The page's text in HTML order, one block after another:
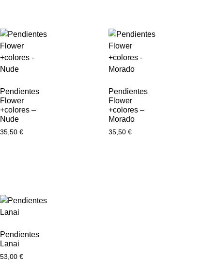
Pendientes
Flower
+colores –
Nude
35,50 €
Pendientes
Flower
+colores –
Morado
35,50 €
Pendientes
Lanai
53,00 €